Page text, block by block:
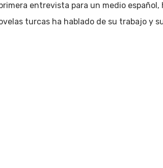
entrevista para un medio español,
turcas ha hablado de su trabajo y